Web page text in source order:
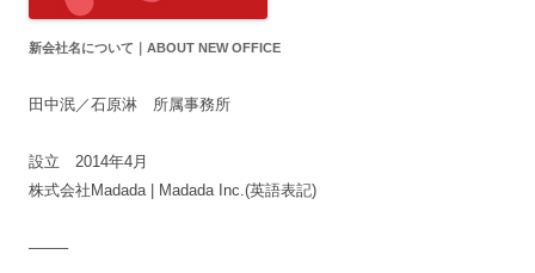
新会社名について｜ABOUT NEW OFFICE
田中泯／石原淋 所属事務所
設立 2014年4月
株式会社Madada | Madada Inc.(英語表記)
——–